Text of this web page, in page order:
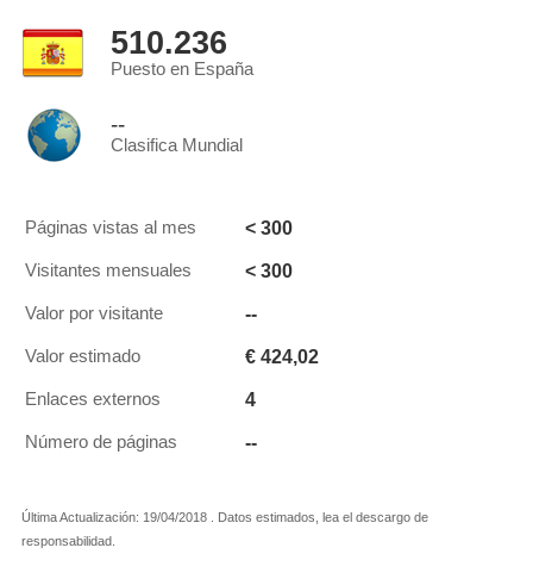
510.236
Puesto en España
--
Clasifica Mundial
Páginas vistas al mes < 300
Visitantes mensuales < 300
Valor por visitante --
Valor estimado € 424,02
Enlaces externos 4
Número de páginas --
Última Actualización: 19/04/2018 . Datos estimados, lea el descargo de
responsabilidad.